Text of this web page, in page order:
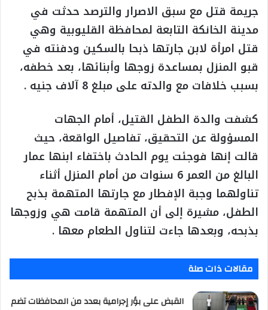
جريمة قتل مع سبق الاصرار والترصد حدثت في
مدينة الخانكة التابعة لمحافظة القليوبية وهي
قتل امرأة لابن جارتها ذبحا بالسكين ودفنته في
قبو المنزل بمساعدة زوجها وأبنائها، بعد خطفه،
بسبب خلافات مع والدته على مبلغ 8 آلاف جنيه .
كشفت والدة الطفل القتيل، أمام الجهات
المسؤولة عن التحقيق، تفاصيل الواقعة، حيث
قالت إنها فوجئت يوم الحادث باختفاء ابنها عمار
البالغ من العمر 6 سنوات من أمام المنزل أثناء
تناولهما وجبة الإفطار مع جارتها المتهمة بذبح
الطفل، مشيرة إلى أن المتهمة قامت هي وزوجها
بذبحه، وبعدها جاءت لتناول الطعام معها .
مقالات ذات صلة
القبض على بؤر إجرامية بعدد من المحافظات تضم